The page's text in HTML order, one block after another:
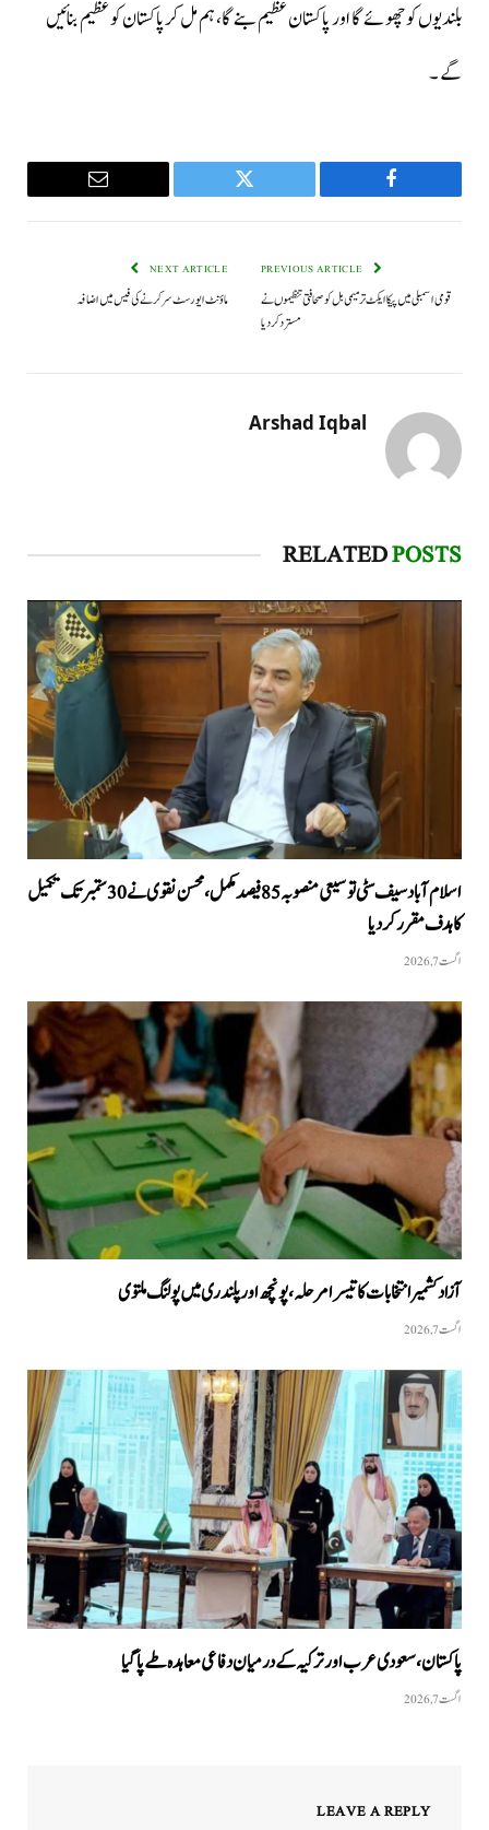
بلندیوں کو چھوئے گا اور پاکستان عظیم بنے گا، ہم مل کر پاکستان کو عظیم بنائیں
گے ۔
Facebook
Twitter
Email
قومی اسمبلی میں پیکا ایکٹ ترمیمی بل کو صحافتی تنظیموں نے
مسترد کر دیا
NEXT ARTICLE
ماؤنٹ ایورسٹ سر کرنے کی فیس میں اضافہ
Arshad Iqbal
RELATEDPOSTS
اسلام آباد سیف سٹی توسیعی منصوبہ 85 فیصد مکمل، محسن نقوی نے 30 ستمبر تک تکمیل
کا ہدف مقرر کر دیا
اگست 7, 2026
آزاد کشمیر انتخابات کا تیسرا مرحلہ، پونچھ اور پلندری میں پولنگ ملتوی
اگست 7, 2026
پاکستان،سعودی عرب اور ترکیہ کے درمیان دفاعی معاہدہ طے پاگیا
اگست 7, 2026
LEAVE A REPLY